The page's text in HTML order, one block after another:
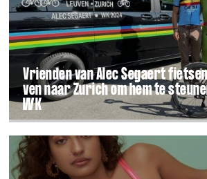
Vrien­den van Alec Segaert
ven naar Zurich om hem te
WK